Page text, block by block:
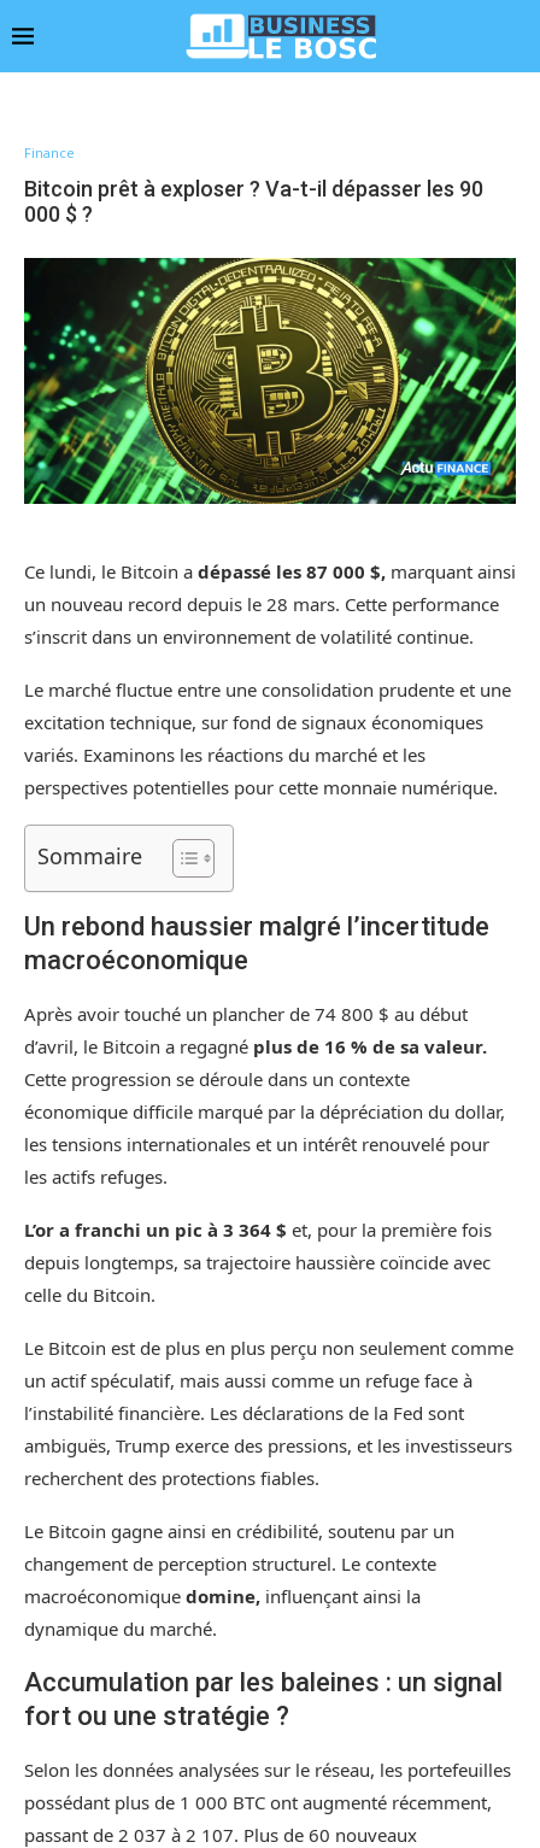
Finance
Bitcoin prêt à exploser ? Va-t-il dépasser les 90
000 $ ?
Ce lundi, le Bitcoin a dépassé les 87 000 $, marquant ainsi
un nouveau record depuis le 28 mars. Cette performance
s’inscrit dans un environnement de volatilité continue.
Le marché fluctue entre une consolidation prudente et une
excitation technique, sur fond de signaux économiques
variés. Examinons les réactions du marché et les
perspectives potentielles pour cette monnaie numérique.
Sommaire
Un rebond haussier malgré l’incertitude
macroéconomique
Après avoir touché un plancher de 74 800 $ au début
d’avril, le Bitcoin a regagné plus de 16 % de sa valeur.
Cette progression se déroule dans un contexte
économique difficile marqué par la dépréciation du dollar,
les tensions internationales et un intérêt renouvelé pour
les actifs refuges.
L’or a franchi un pic à 3 364 $ et, pour la première fois
depuis longtemps, sa trajectoire haussière coïncide avec
celle du Bitcoin.
Le Bitcoin est de plus en plus perçu non seulement comme
un actif spéculatif, mais aussi comme un refuge face à
l’instabilité financière. Les déclarations de la Fed sont
ambiguës, Trump exerce des pressions, et les investisseurs
recherchent des protections fiables.
Le Bitcoin gagne ainsi en crédibilité, soutenu par un
changement de perception structurel. Le contexte
macroéconomique domine, influençant ainsi la
dynamique du marché.
Accumulation par les baleines : un signal
fort ou une stratégie ?
Selon les données analysées sur le réseau, les portefeuilles
possédant plus de 1 000 BTC ont augmenté récemment,
passant de 2 037 à 2 107. Plus de 60 nouveaux